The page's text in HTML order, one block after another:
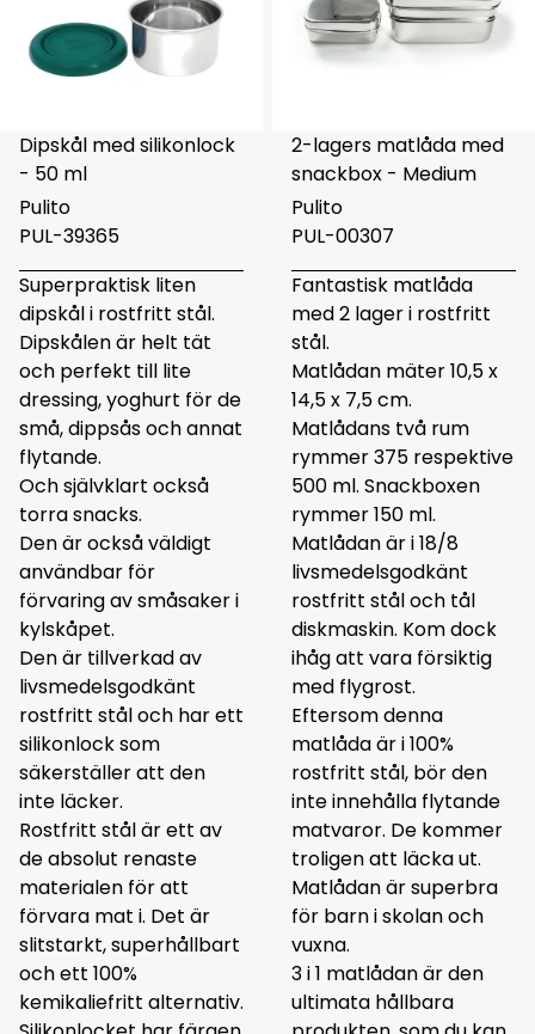
Dipskål med silikonlock
- 50 ml
Pulito
PUL-39365
Superpraktisk liten
dipskål i rostfritt stål.
Dipskålen är helt tät
och perfekt till lite
dressing, yoghurt för de
små, dippsås och annat
flytande.
Och självklart också
torra snacks.
Den är också väldigt
användbar för
förvaring av småsaker i
kylskåpet.
Den är tillverkad av
livsmedelsgodkänt
rostfritt stål och har ett
silikonlock som
säkerställer att den
inte läcker.
Rostfritt stål är ett av
de absolut renaste
materialen för att
förvara mat i. Det är
slitstarkt, superhållbart
och ett 100%
kemikaliefritt alternativ.
2-lagers matlåda med
snackbox - Medium
Pulito
PUL-00307
Fantastisk matlåda
med 2 lager i rostfritt
stål.
Matlådan mäter 10,5 x
14,5 x 7,5 cm.
Matlådans två rum
rymmer 375 respektive
500 ml. Snackboxen
rymmer 150 ml.
Matlådan är i 18/8
livsmedelsgodkänt
rostfritt stål och tål
diskmaskin. Kom dock
ihåg att vara försiktig
med flygrost.
Eftersom denna
matlåda är i 100%
rostfritt stål, bör den
inte innehålla flytande
matvaror. De kommer
troligen att läcka ut.
Matlådan är superbra
för barn i skolan och
vuxna.
3 i 1 matlådan är den
ultimata hållbara